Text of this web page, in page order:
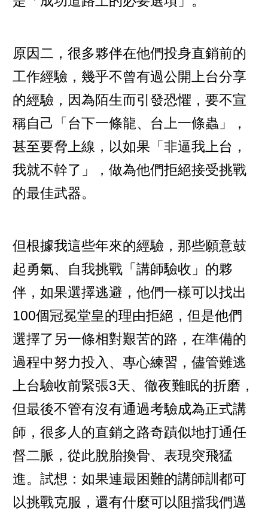
原因二，很多夥伴在他們投身直銷前的
工作經驗，幾乎不曾有過公開上台分享
的經驗，因為陌生而引發恐懼，要不宣
稱自己「台下一條龍、台上一條蟲」，
甚至要脅上線，以如果「非逼我上台，
我就不幹了」，做為他們拒絕接受挑戰
的最佳武器。
但根據我這些年來的經驗，那些願意鼓
起勇氣、自我挑戰「講師驗收」的夥
伴，如果選擇逃避，他們一樣可以找出
100個冠冕堂皇的理由拒絕，但是他們
選擇了另一條相對艱苦的路，在準備的
過程中努力投入、專心練習，儘管難逃
上台驗收前緊張3天、徹夜難眠的折磨，
但最後不管有沒有通過考驗成為正式講
師，很多人的直銷之路奇蹟似地打通任
督二脈，從此脫胎換骨、表現突飛猛
進。試想：如果連最困難的講師訓都可
以挑戰克服，還有什麼可以阻擋我們邁